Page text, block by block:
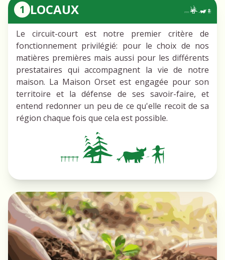
1 LOCAUX
Le circuit-court est notre premier critère de
fonctionnement privilégié: pour le choix de nos
matières premières mais aussi pour les différents
prestataires qui accompagnent la vie de notre
maison. La Maison Orset est engagée pour son
territoire et la défense de ses savoir-faire, et
entend redonner un peu de ce qu'elle recoit de sa
région chaque fois que cela est possible.